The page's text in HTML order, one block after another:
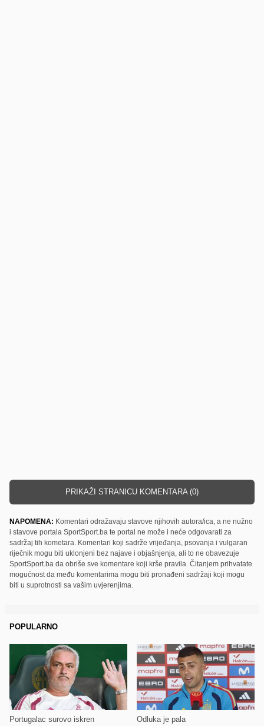
PRIKAŽI STRANICU KOMENTARA (0)
NAPOMENA: Komentari odražavaju stavove njihovih autora/ica, a ne nužno
i stavove portala SportSport.ba te portal ne može i neće odgovarati za
sadržaj tih kometara. Komentari koji sadrže vrijeđanja, psovanja i vulgaran
riječnik mogu biti uklonjeni bez najave i objašnjenja, ali to ne obavezuje
SportSport.ba da obriše sve komentare koji krše pravila. Čitanjem prihvatate
mogućnost da među komentarima mogu biti pronađeni sadržaji koji mogu
biti u suprotnosti sa vašim uvjerenjima.
POPULARNO
Portugalac surovo iskren Odluka je pala